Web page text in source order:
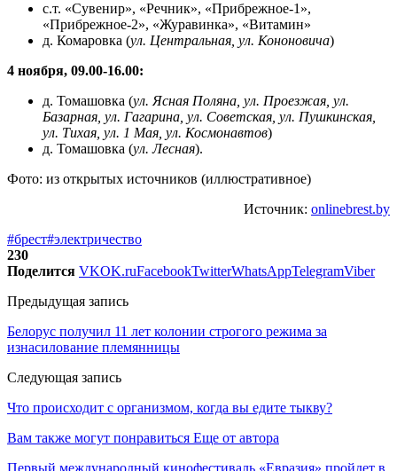
с.т. «Сувенир», «Речник», «Прибрежное-1»,
«Прибрежное-2», «Журавинка», «Витамин»
д. Комаровка (ул. Центральная, ул. Кононовича)
4 ноября, 09.00-16.00:
д. Томашовка (ул. Ясная Поляна, ул. Проезжая, ул.
Базарная, ул. Гагарина, ул. Советская, ул. Пушкинская,
ул. Тихая, ул. 1 Мая, ул. Космонавтов)
д. Томашовка (ул. Лесная).
Фото: из открытых источников (иллюстративное)
Источник: onlinebrest.by
#брест#электричество
230
Поделится VKOK.ruFacebookTwitterWhatsAppTelegramViber
Предыдущая запись
Белорус получил 11 лет колонии строгого режима за
изнасилование племянницы
Следующая запись
Что происходит с организмом, когда вы едите тыкву?
Вам также могут понравиться Еще от автора